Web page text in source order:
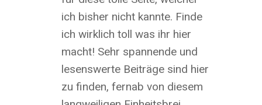
ich bisher nicht kannte. Finde
ich wirklich toll was ihr hier
macht! Sehr spannende und
lesenswerte Beiträge sind hier
zu finden, fernab von diesem